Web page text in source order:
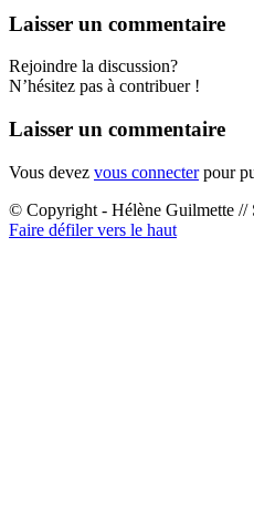
Laisser un commentaire
Rejoindre la discussion?
N’hésitez pas à contribuer !
Laisser un commentaire
Vous devez vous connecterpour
© Copyright - Hélène Guilmette //
Faire défiler vers le haut